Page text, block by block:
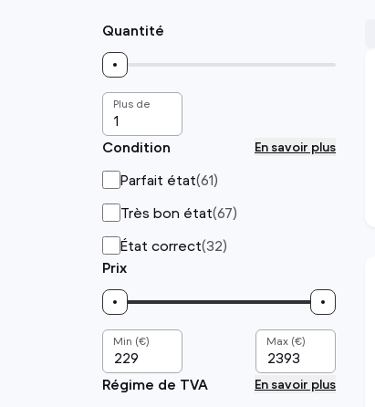
Quantité
Plus de
Condition En savoir plus
Parfait état(61)
Très bon état(67)
État correct(32)
Prix
Min (€) Max (€)
Régime de TVA En savoir plus